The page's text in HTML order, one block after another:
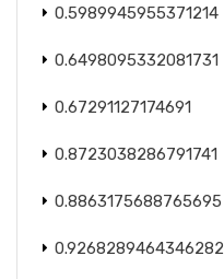
0.5989945955371214
0.6498095332081731
0.67291127174691
0.8723038286791741
0.8863175688765695
0.9268289464346282